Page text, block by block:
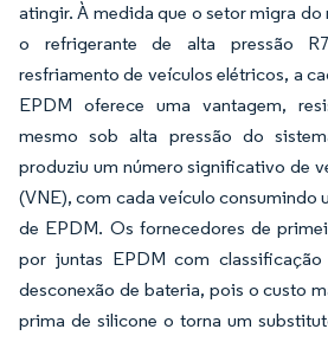
atingir. À medida que o setor migra do
o refrigerante de alta pressão
resfriamento de veículos elétricos, a
EPDM oferece uma vantagem,
mesmo sob alta pressão do
produziu um número significativo de
(VNE), com cada veículo consumindo
de EPDM. Os fornecedores de
por juntas EPDM com
desconexão de bateria, pois o custo
prima de silicone o torna um